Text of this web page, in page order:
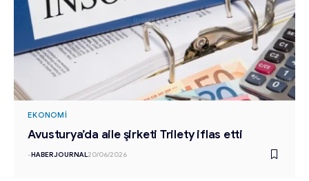
EKONOMI
Avusturya’da aile şirketi Trilety iflas etti
-HABERJOURNAL20/06/2026